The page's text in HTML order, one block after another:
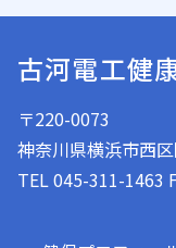
古河電工健
〒220-0073
神奈川県横浜市西
TEL 045-311-1463